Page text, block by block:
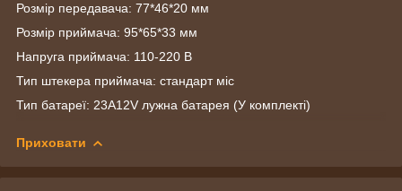
Розмір передавача: 77*46*20 мм
Розмір приймача: 95*65*33 мм
Напруга приймача: 110-220 В
Тип штекера приймача: стандарт міс
Тип батареї: 23A12V лужна батарея (У комплекті)
Приховати